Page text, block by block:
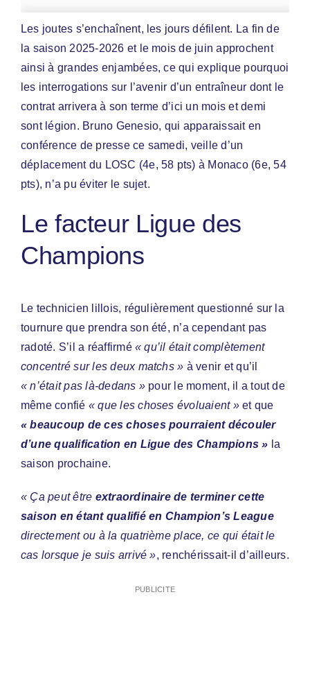
Les joutes s’enchaînent, les jours défilent. La fin de
la saison 2025-2026 et le mois de juin approchent
ainsi à grandes enjambées, ce qui explique pourquoi
les interrogations sur l’avenir d’un entraîneur dont le
contrat arrivera à son terme d’ici un mois et demi
sont légion. Bruno Genesio, qui apparaissait en
conférence de presse ce samedi, veille d’un
déplacement du LOSC (4e, 58 pts) à Monaco (6e, 54
pts), n’a pu éviter le sujet.
Le facteur Ligue des
Champions
Le technicien lillois, régulièrement questionné sur la
tournure que prendra son été, n’a cependant pas
radoté. S’il a réaffirmé « qu’il était complètement
concentré sur les deux matchs » à venir et qu’il
« n’était pas là-dedans »pour le moment, il a tout de
même confié « que les choses évoluaient »et que
« beaucoup de ces choses pourraient découler
d’une qualification en Ligue des Champions » la
saison prochaine.
« Ça peut être extraordinaire de terminer cette
saison en étant qualifié en Champion’s League
directement ou à la quatrième place, ce qui était le
cas lorsque je suis arrivé », renchérissait-il d’ailleurs.
PUBLICITE